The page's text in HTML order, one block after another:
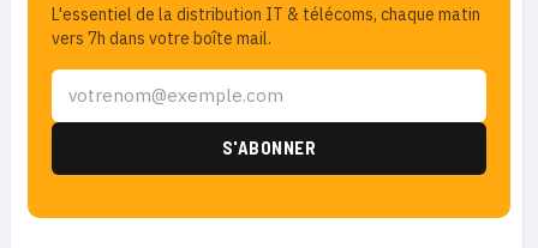
L'essentiel de la distribution IT & télécoms, chaque matin
vers 7h dans votre boîte mail.